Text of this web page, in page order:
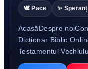
🕊️ Pace ✨
AcasăDespre noi
Dicționar Biblic
Testamentul